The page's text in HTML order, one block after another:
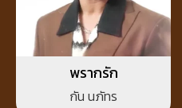
พรากรัก
กัน นภัทร